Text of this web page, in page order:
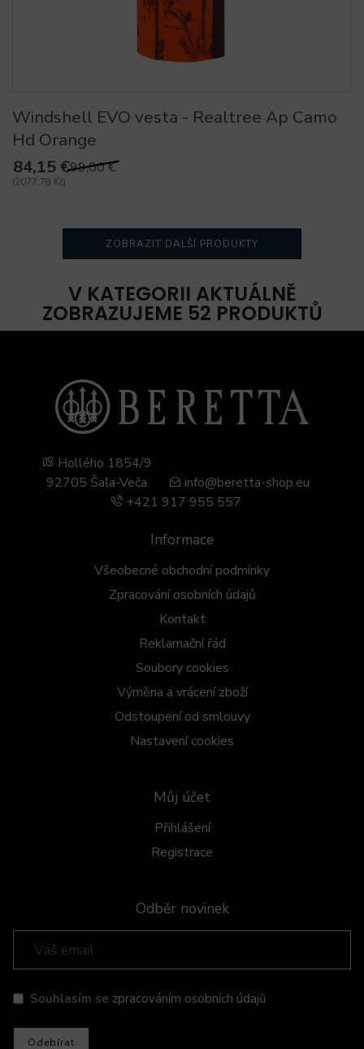
Windshell EVO vesta - Realtree Ap Camo
Hd Orange
84,15 €99,00 €
(2077,78 Kč)
ZOBRAZIT DALŠÍ PRODUKTY
V KATEGORII AKTUÁLNĚ
ZOBRAZUJEME 52 PRODUKTŮ
Odběr novinek
Souhlasím se zpracováním osobních údajů
Odebírat
Informace
Všeobecné obchodní podmínky
Zpracování osobních údajů
Kontakt
Reklamační řád
Soubory cookies
Výměna a vrácení zboží
Odstoupení od smlouvy
Nastavení cookies
Můj účet
Přihlášení
Registrace
Hollého 1854/9
92705 Šaľa-Veča
info@beretta-shop.eu
+421 917 955 557